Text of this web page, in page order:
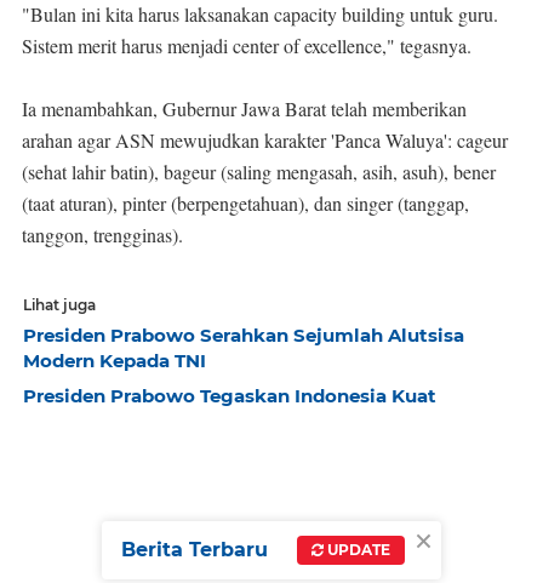
"Bulan ini kita harus laksanakan capacity building untuk guru.
Sistem merit harus menjadi center of excellence," tegasnya.
Ia menambahkan, Gubernur Jawa Barat telah memberikan
arahan agar ASN mewujudkan karakter 'Panca Waluya': cageur
(sehat lahir batin), bageur (saling mengasah, asih, asuh), bener
(taat aturan), pinter (berpengetahuan), dan singer (tanggap,
tanggon, trengginas).
Lihat juga
Presiden Prabowo Serahkan Sejumlah Alutsisa
Modern Kepada TNI
Presiden Prabowo Tegaskan Indonesia Kuat
×
Berita Terbaru UPDATE